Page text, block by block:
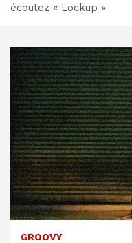
écoutez « Lockup »
GROOVY